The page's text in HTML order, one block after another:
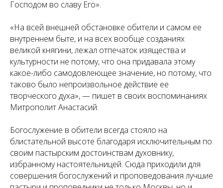
Господом во славу Его».
«На всей внешней обстановке обители и самом ее
внутреннем быте, и на всех вообще созданиях
великой княгини, лежал отпечаток изящества и
культурности не потому, что она придавала этому
какое-либо самодовлеющее значение, но потому, что
таково было непроизвольное действие ее
творческого духа», — пишет в своих воспоминаниях
Митрополит Анастасий.
Богослужение в обители всегда стояло на
блистательной высоте благодаря исключительным по
своим пастырским достоинствам духовнику,
избранному настоятельницей. Сюда приходили для
совершения богослужений и проповедования лучшие